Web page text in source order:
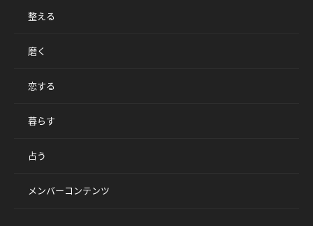
整える
磨く
恋する
暮らす
占う
メンバーコンテンツ